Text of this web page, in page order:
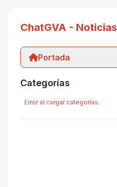
ChatGVA - Noticias
Portada
Categorías
Error al cargar categorías.